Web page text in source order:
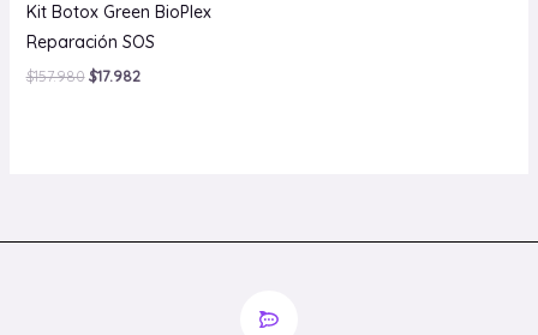
Kit Botox Green BioPlex
Reparación SOS
$157.980 $17.982